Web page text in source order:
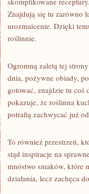
Znajdują się tu zarówno
urozmaicenie. Dzięki
roślinnie.
Ogromną zaletą tej
dnia, pożywne obiady,
gotować, znajdzie tu coś
pokazuje, że roślinna
potrafią zachwycać już
To również przestrzeń,
stąd inspiracje na
mnóstwo smaków, które
działania, lecz zachęca